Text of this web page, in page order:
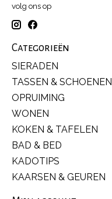
volg ons op
Categorieën
SIERADEN
TASSEN & SCHOENEN
OPRUIMING
WONEN
KOKEN & TAFELEN
BAD & BED
KADOTIPS
KAARSEN & GEUREN